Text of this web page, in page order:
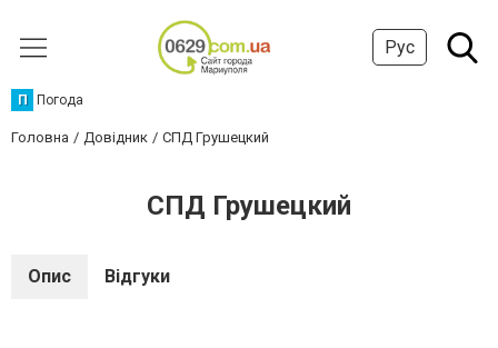
Рус
П Погода
Головна Довідник СПД Грушецкий
СПД Грушецкий
Опис Відгуки